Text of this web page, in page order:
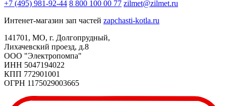
+7 (495) 981-92-44 8 800 100 00 77 zilmet@zilmet.ru
Интенет-магазин зап частей zapchasti-kotla.ru
141701, МО, г. Долгопрудный,
Лихачевский проезд, д.8
OOO "Электропомпа"
ИНН 5047194022
КПП 772901001
ОГРН 1175029003665